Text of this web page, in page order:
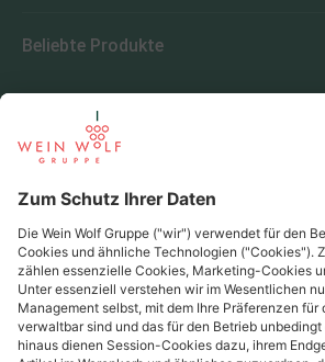
Beliebte Produkte
Beliebte Regionen
Beliebte Produzenten
Wein Wolf
Wein Wolf GmbH